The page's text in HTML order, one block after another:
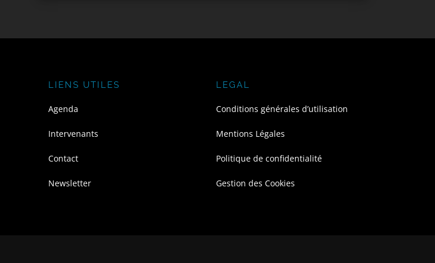
LIENS UTILES
Agenda
Intervenants
Contact
Newsletter
LEGAL
Conditions générales d’utilisation
Mentions Légales
Politique de confidentialité
Gestion des Cookies